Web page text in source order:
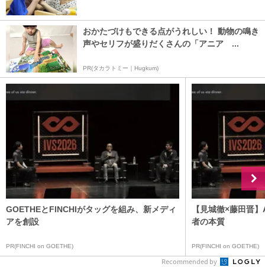
おかたづけもできる点がうれしい！ 動物の鳴き
声やセリフが盛りだくさんの「アニア ...
PR(タカラトミー｜Hugkum)
GOETHEとFINCHIがタッグを組み、新メディ
アを創設
PR(FINCHI on GOETHE)
【見城徹×藤田晋
者の本質
PR(FINCHI on GOETHE)
Recommended by